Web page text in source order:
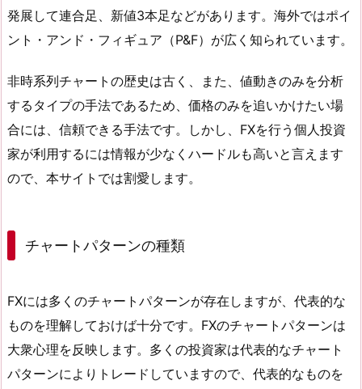
発展して連合足、新値3本足などがあります。海外ではポイ
ント・アンド・フィギュア（P&F）が広く知られています。
非時系列チャートの歴史は古く、また、値動きのみを分析
するタイプの手法であるため、価格のみを追いかけたい場
合には、信頼できる手法です。しかし、FXを行う個人投資
家が利用するには情報が少なくハードルも高いと言えます
ので、本サイトでは割愛します。
チャートパターンの種類
FXには多くのチャートパターンが存在しますが、代表的な
ものを理解しておけば十分です。FXのチャートパターンは
大衆心理を反映します。多くの投資家は代表的なチャート
パターンによりトレードしていますので、代表的なものを